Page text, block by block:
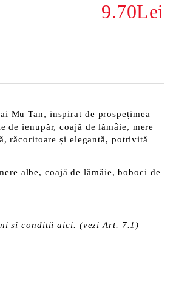
9.70Lei
Mu Tan, inspirat de prospețimea
ienupăr, coajă de lămâie, mere
răcoritoare și elegantă, potrivită
albe, coajă de lămâie, boboci de
si conditiiaici. (vezi Art. 7.1)